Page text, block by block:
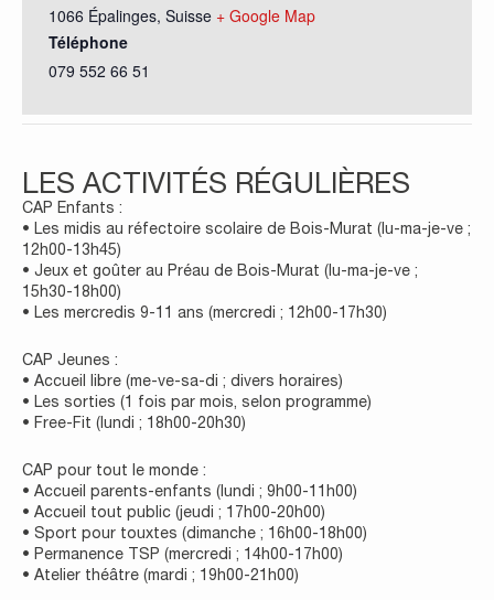
1066 Épalinges, Suisse + Google Map
Téléphone
079 552 66 51
LES ACTIVITÉS RÉGULIÈRES
CAP Enfants :
• Les midis au réfectoire scolaire de Bois-Murat (lu-ma-je-ve ;
12h00-13h45)
• Jeux et goûter au Préau de Bois-Murat (lu-ma-je-ve ;
15h30-18h00)
• Les mercredis 9-11 ans (mercredi ; 12h00-17h30)
CAP Jeunes :
• Accueil libre (me-ve-sa-di ; divers horaires)
• Les sorties (1 fois par mois, selon programme)
• Free-Fit (lundi ; 18h00-20h30)
CAP pour tout le monde :
• Accueil parents-enfants (lundi ; 9h00-11h00)
• Accueil tout public (jeudi ; 17h00-20h00)
• Sport pour touxtes (dimanche ; 16h00-18h00)
• Permanence TSP (mercredi ; 14h00-17h00)
• Atelier théâtre (mardi ; 19h00-21h00)